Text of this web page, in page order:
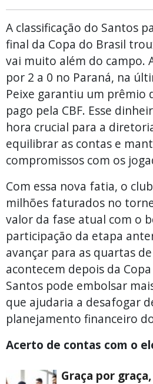
A classificação do Santos
final da Copa do Brasil
vai muito além do campo.
por 2 a 0 no Paraná, na
Peixe garantiu um prêmio
pago pela CBF. Esse
hora crucial para a
equilibrar as contas e
compromissos com os
Com essa nova fatia, o
milhões faturados no
valor da fase atual com o
participação da etapa
avançar para as quartas
acontecem depois da
Santos pode embolsar
que ajudaria a desafogar
planejamento financeiro
Acerto de contas com o
Graça por